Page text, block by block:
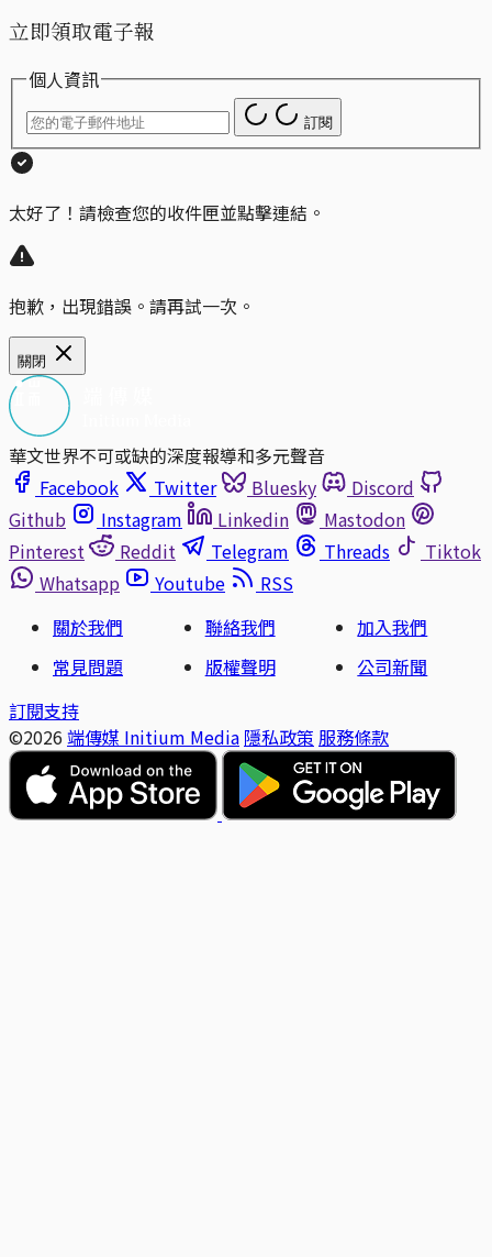
立即領取電子報
個人資訊
訂閱
太好了！請檢查您的收件匣並點擊連結。
抱歉，出現錯誤。請再試一次。
關閉
華文世界不可或缺的深度報導和多元聲音
Facebook
Twitter Bluesky
Discord
Github
Instagram Linkedin
Mastodon
Pinterest
Reddit Telegram Threads
Tiktok
Whatsapp
Youtube
RSS
關於我們
聯絡我們
加入我們
常見問題
版權聲明
公司新聞
訂閱支持
©2026 端傳媒 Initium Media 隱私政策 服務條款